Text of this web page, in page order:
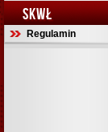
SKWŁ
Regulamin